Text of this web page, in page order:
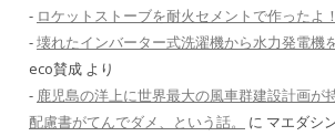
ロケットストーブを耐火セメントで作ったよ！
壊れたインバーター式洗濯機から水力発電機
eco賛成 より
鹿児島の洋上に世界最大の風車群建設計画が
配慮書がてんでダメ、という話。
に マエダシ